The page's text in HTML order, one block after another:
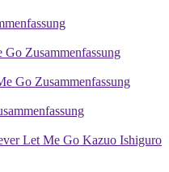
Zusammenfassung
Go Zusammenfassung
Let Me Go Kazuo Ishiguro